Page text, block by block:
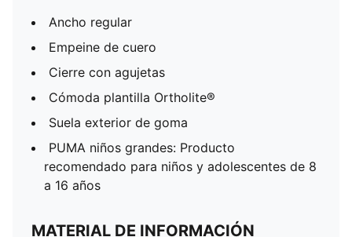
Ancho regular
Empeine de cuero
Cierre con agujetas
Cómoda plantilla Ortholite®
Suela exterior de goma
PUMA niños grandes: Producto
recomendado para niños y adolescentes de 8
a 16 años
MATERIAL DE INFORMACIÓN